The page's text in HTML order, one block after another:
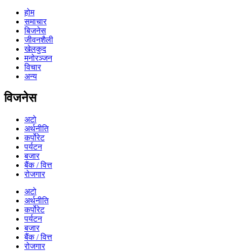
होम
समाचार
बिजनेस
जीवनशैली
खेलकुद
मनोरञ्जन
विचार
अन्य
विजनेस
अटो
अर्थनीति
कर्पोरेट
पर्यटन
बजार
बैंक / वित्त
रोजगार
अटो
अर्थनीति
कर्पोरेट
पर्यटन
बजार
बैंक / वित्त
रोजगार